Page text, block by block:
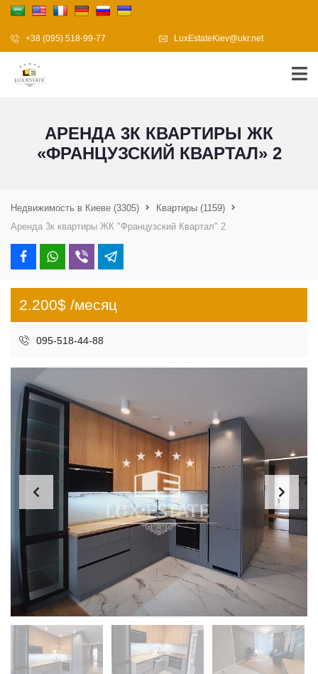
+38 (095) 518-99-77 LuxEstateKiev@ukr.net
АРЕНДА 3К КВАРТИРЫ ЖК
«ФРАНЦУЗСКИЙ КВАРТАЛ» 2
Недвижимость в Киеве (3305) Квартиры (1159)
Аренда 3к квартиры ЖК "Французский Квартал" 2
2.200$ /месяц
095-518-44-88